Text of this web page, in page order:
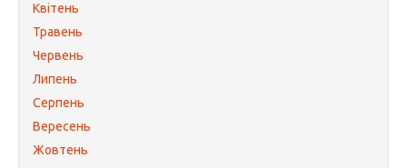
Квітень
Травень
Червень
Липень
Серпень
Вересень
Жовтень